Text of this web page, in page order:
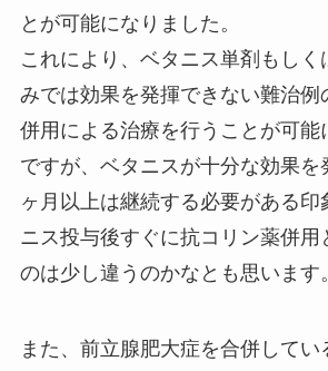
とが可能になりました。
これにより、ベタニス単剤もしく
みでは効果を発揮できない難治例
併用による治療を行うことが可能
ですが、ベタニスが十分な効果を
ヶ月以上は継続する必要がある印
ニス投与後すぐに抗コリン薬併用
のは少し違うのかなとも思います。
また、前立腺肥大症を合併してい